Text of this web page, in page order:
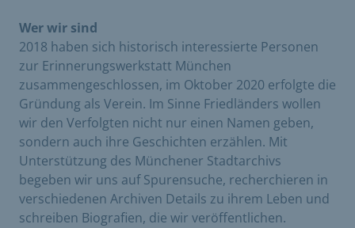
Wer wir sind
2018 haben sich historisch interessierte Personen
zur Erinnerungswerkstatt München
zusammengeschlossen, im Oktober 2020 erfolgte die
Gründung als Verein. Im Sinne Friedländers wollen
wir den Verfolgten nicht nur einen Namen geben,
sondern auch ihre Geschichten erzählen. Mit
Unterstützung des Münchener Stadtarchivs
begeben wir uns auf Spurensuche, recherchieren in
verschiedenen Archiven Details zu ihrem Leben und
schreiben Biografien, die wir veröffentlichen.